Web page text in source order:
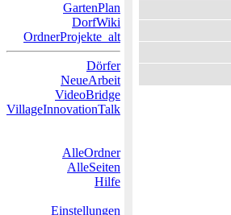
GartenPlan
DorfWiki
OrdnerProjekte_alt
Dörfer
NeueArbeit
VideoBridge
VillageInnovationTalk
AlleOrdner
AlleSeiten
Hilfe
Einstellungen